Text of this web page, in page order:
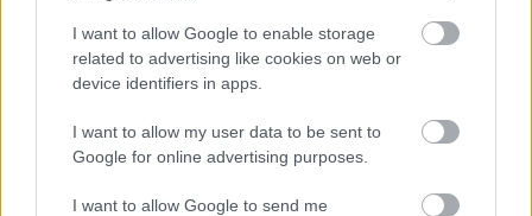
I want to allow Google to enable storage
related to advertising like cookies on web or
device identifiers in apps.
I want to allow my user data to be sent to
Google for online advertising purposes.
I want to allow Google to send me